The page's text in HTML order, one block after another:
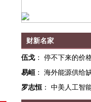
财新名家
伍戈 ： 停不下来的价
易峘 ： 海外能源供给
罗志恒 ： 中美人工智